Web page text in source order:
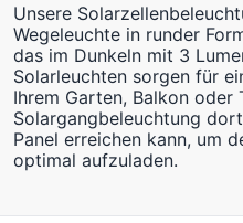
Unsere
Wegeleuchte in runder
das im Dunkeln mit 3
Solarleuchten sorgen für
Ihrem Garten, Balkon oder
Solargangbeleuchtung
Panel erreichen kann, um
optimal aufzuladen.